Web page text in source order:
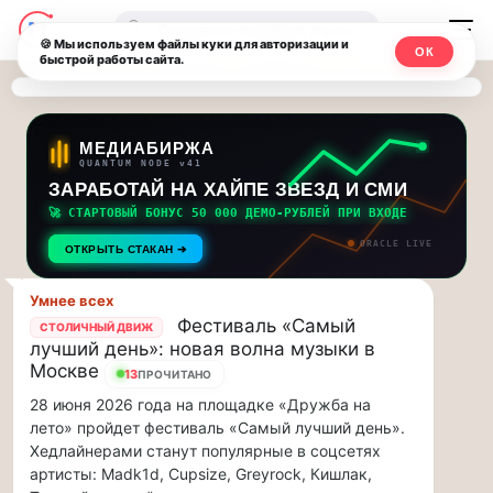
Последние
новости
и
обновления
потока:
Друзья,
приглашаем
на
музыкальную
прогулку
по
Москве
Чайковского!…
Друзья,
приглашаем
на
музыкальную
Москвичи.net
—
Главный
столичный
чат-
мессенджер,
новости
и
инсайды
Москвы
🔍
МЕДИАБИРЖА
QUANTUM NODE v41
ЗАРАБОТАЙ НА ХАЙПЕ ЗВЕЗД И СМИ
🚀 СТАРТОВЫЙ БОНУС 50 000 ДЕМО-РУБЛЕЙ ПРИ ВХОДЕ
ОТКРЫТЬ СТАКАН ➔ ORACLE LIVE
Умнее всех
СТОЛИЧНЫЙ ДВИЖ
Фестиваль «Самый
лучший день»: новая волна музыки в
Москве
13ПРОЧИТАНО
28 июня 2026 года на площадке «Дружба на
лето» пройдет фестиваль «Самый лучший день».
Хедлайнерами станут популярные в соцсетях
артисты: Madk1d, Cupsize, Greyrock, Кишлак,
🍪 Мы используем файлы куки для авторизации и
быстрой работы сайта.
ОК